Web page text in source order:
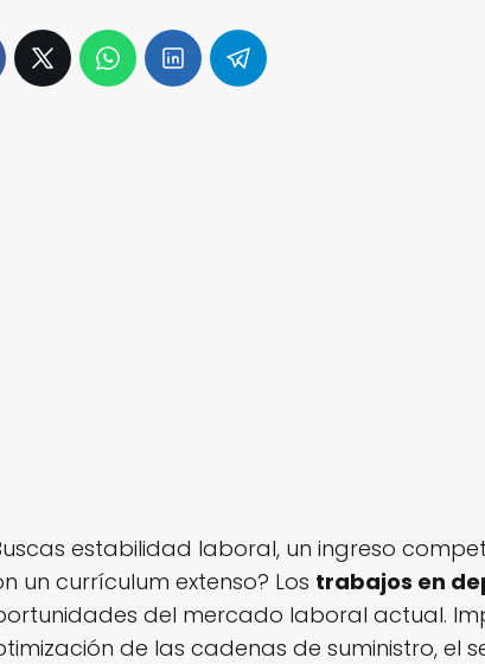
estabilidad laboral, un ingreso
un currículum extenso? Los trabajos en
del mercado laboral actual.
de las cadenas de suministro, el